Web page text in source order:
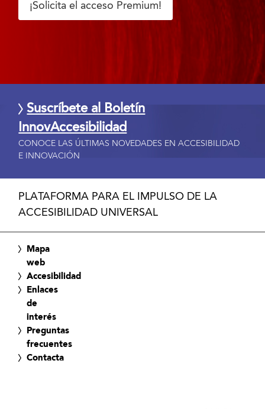
¡Solicita el acceso Premium!
Suscríbete al Boletín
InnovAccesibilidad
CONOCE LAS ÚLTIMAS NOVEDADES EN ACCESIBILIDAD
E INNOVACIÓN
PLATAFORMA PARA EL IMPULSO DE LA
ACCESIBILIDAD UNIVERSAL
Mapa
web
Accesibilidad
Enlaces
de
interés
Preguntas
frecuentes
Contacta